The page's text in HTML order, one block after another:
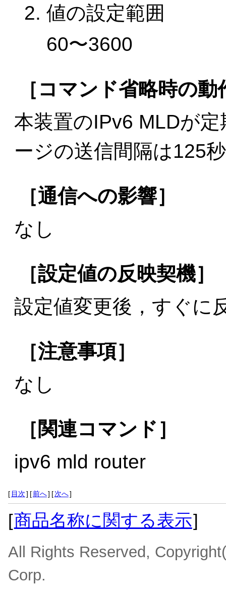
値の設定範囲
60〜3600
［コマンド省略時の動
本装置のIPv6 MLDが
ージの送信間隔は125
［通信への影響］
なし
［設定値の反映契機］
設定値変更後，すぐに
［注意事項］
なし
［関連コマンド］
ipv6 mld router
[ 目次] [前へ] [次へ]
[商品名称に関する表示]
All Rights Reserved,
Corp.